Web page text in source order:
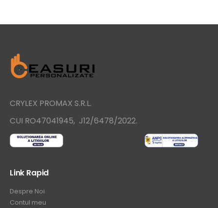
CRYLEX PROMAX S.R.L.
CUI RO47041945, J12/6478/2022.
Link Rapid
Despre Noi
Contul meu